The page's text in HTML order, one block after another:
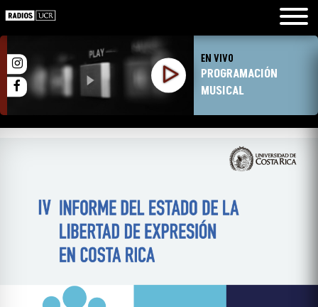
EN VIVO
PROGRAMACIÓN
MUSICAL